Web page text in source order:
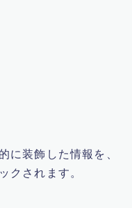
に装飾した情報を、
クされます。